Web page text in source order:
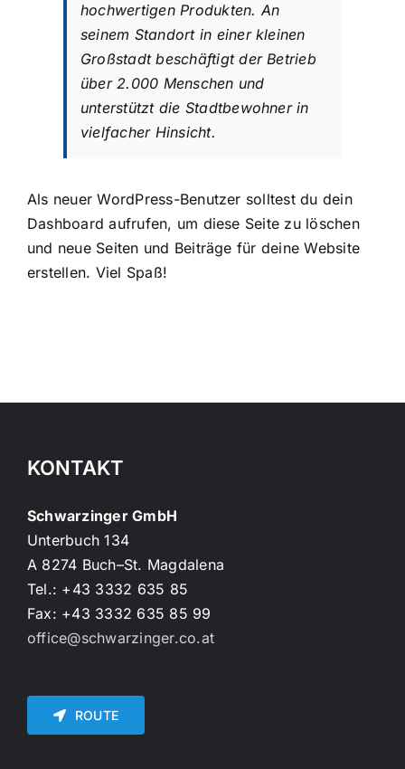
hochwertigen Produkten. An
seinem Standort in einer kleinen
Großstadt beschäftigt der Betrieb
über 2.000 Menschen und
unterstützt die Stadtbewohner in
vielfacher Hinsicht.
Als neuer WordPress-Benutzer solltest du dein
Dashboard aufrufen, um diese Seite zu löschen
und neue Seiten und Beiträge für deine Website
erstellen. Viel Spaß!
KONTAKT
Schwarzinger GmbH
Unterbuch 134
A 8274 Buch–St. Magdalena
Tel.: +43 3332 635 85
Fax: +43 3332 635 85 99
office@schwarzinger.co.at
ROUTE